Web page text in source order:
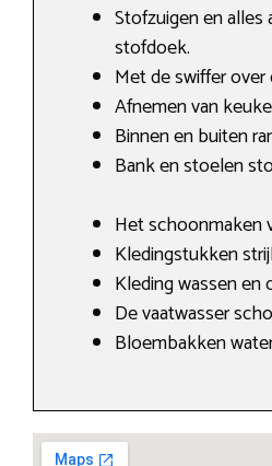
Stofzuigen en
stofdoek.
Met de swiffer over
Afnemen van
Binnen en buiten
Bank en stoelen
Het schoonmaken
Kledingstukken
Kleding wassen en
De vaatwasser
Bloembakken